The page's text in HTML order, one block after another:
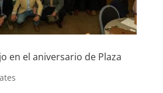
en el aniversario de Plaza